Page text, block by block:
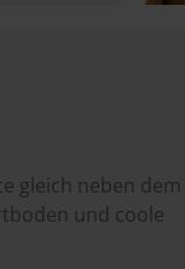
gleich neben dem
und coole